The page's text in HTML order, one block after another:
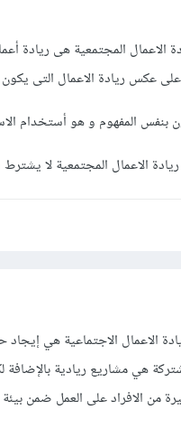
الاعمال المجتمعية هى ريادة
عكس ريادة الاعمال التى
بنفس المفهوم و هو أستخدام
الاعمال المجتمعية لا
الاعمال الاجتماعية هي
هي مشاريع ريادية
من الافراد على العمل ضمن